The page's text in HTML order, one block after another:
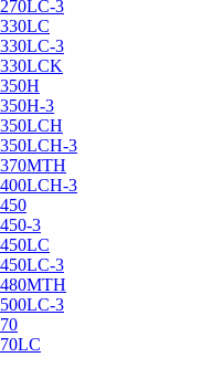
3
3
3
3
3
3
3
3